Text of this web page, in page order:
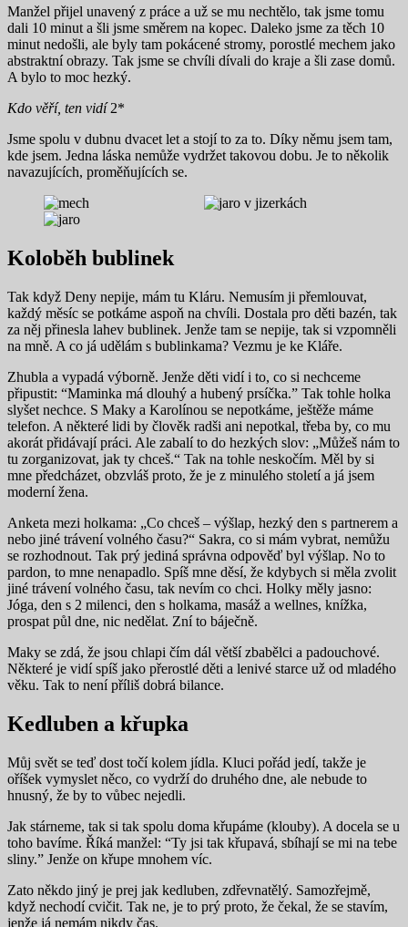
Manžel přijel unavený z práce a už se mu nechtělo, tak jsme tomu
dali 10 minut a šli jsme směrem na kopec. Daleko jsme za těch 10
minut nedošli, ale byly tam pokácené stromy, porostlé mechem jako
abstraktní obrazy. Tak jsme se chvíli dívali do kraje a šli zase domů.
A bylo to moc hezký.
Kdo věří, ten vidí2*
Jsme spolu v dubnu dvacet let a stojí to za to. Díky němu jsem tam,
kde jsem. Jedna láska nemůže vydržet takovou dobu. Je to několik
navazujících, proměňujících se.
Koloběh bublinek
Tak když Deny nepije, mám tu Kláru. Nemusím ji přemlouvat,
každý měsíc se potkáme aspoň na chvíli. Dostala pro děti bazén, tak
za něj přinesla lahev bublinek. Jenže tam se nepije, tak si vzpomněli
na mně. A co já udělám s bublinkama? Vezmu je ke Kláře.
Zhubla a vypadá výborně. Jenže děti vidí i to, co si nechceme
připustit: “Maminka má dlouhý a hubený prsíčka.” Tak tohle holka
slyšet nechce. S Maky a Karolínou se nepotkáme, ještěže máme
telefon. A některé lidi by člověk radši ani nepotkal, třeba by, co mu
akorát přidávají práci. Ale zabalí to do hezkých slov: „Můžeš nám to
tu zorganizovat, jak ty chceš.“ Tak na tohle neskočím. Měl by si
mne předcházet, obzvláš proto, že je z minulého století a já jsem
moderní žena.
Anketa mezi holkama: „Co chceš – výšlap, hezký den s partnerem a
nebo jiné trávení volného času?“ Sakra, co si mám vybrat, nemůžu
se rozhodnout. Tak prý jediná správna odpověď byl výšlap. No to
pardon, to mne nenapadlo. Spíš mne děsí, že kdybych si měla zvolit
jiné trávení volného času, tak nevím co chci. Holky měly jasno:
Jóga, den s 2 milenci, den s holkama, masáž a wellnes, knížka,
prospat půl dne, nic nedělat. Zní to báječně.
Maky se zdá, že jsou chlapi čím dál větší zbabělci a padouchové.
Některé je vidí spíš jako přerostlé děti a lenivé starce už od mladého
věku. Tak to není příliš dobrá bilance.
Kedluben a křupka
Můj svět se teď dost točí kolem jídla. Kluci pořád jedí, takže je
oříšek vymyslet něco, co vydrží do druhého dne, ale nebude to
hnusný, že by to vůbec nejedli.
Jak stárneme, tak si tak spolu doma křupáme (klouby). A docela se u
toho bavíme. Říká manžel: “Ty jsi tak křupavá, sbíhají se mi na tebe
sliny.” Jenže on křupe mnohem víc.
Zato někdo jiný je prej jak kedluben, zdřevnatělý. Samozřejmě,
když nechodí cvičit. Tak ne, je to prý proto, že čekal, že se stavím,
jenže já nemám nikdy čas.